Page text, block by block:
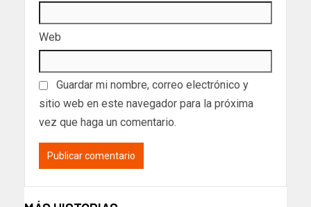
Web
Guardar mi nombre, correo electrónico y
sitio web en este navegador para la próxima
vez que haga un comentario.